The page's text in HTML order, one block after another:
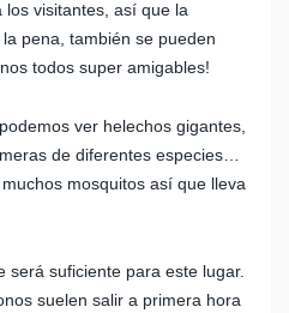
visitantes, así que la
pena, también se pueden
todos super amigables!
ver helechos gigantes,
de diferentes especies…
mosquitos así que lleva
suficiente para este lugar.
suelen salir a primera hora